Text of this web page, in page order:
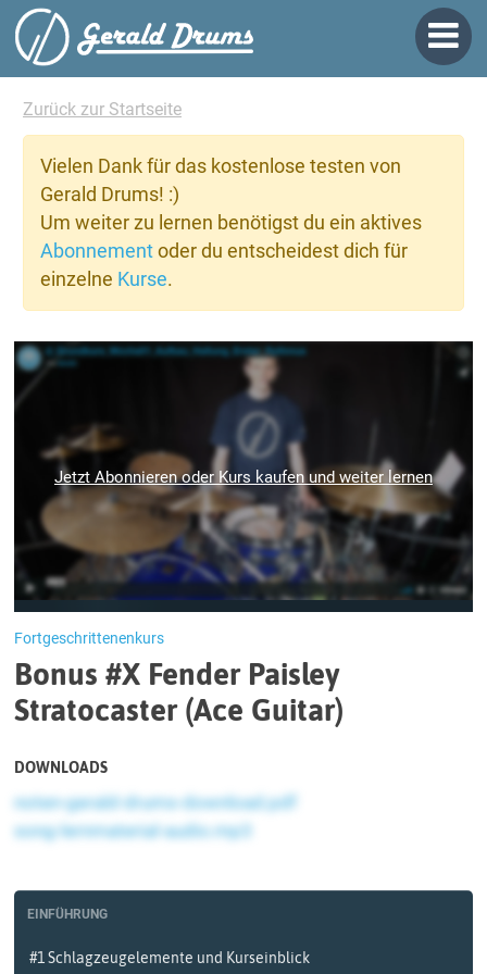
Zurück zur Startseite
Vielen Dank für das kostenlose testen von
Gerald Drums! :)
Um weiter zu lernen benötigst du ein aktives
Abonnementoder du entscheidest dich für
einzelne Kurse.
Jetzt Abonnieren oder Kurs kaufen und weiter lernen
Fortgeschrittenenkurs
Bonus #X Fender Paisley
Stratocaster (Ace Guitar)
DOWNLOADS
noten-gerald-drums-download.pdf
song-lernmaterial-audio.mp3
EINFÜHRUNG
#1 Schlagzeugelemente und Kurseinblick